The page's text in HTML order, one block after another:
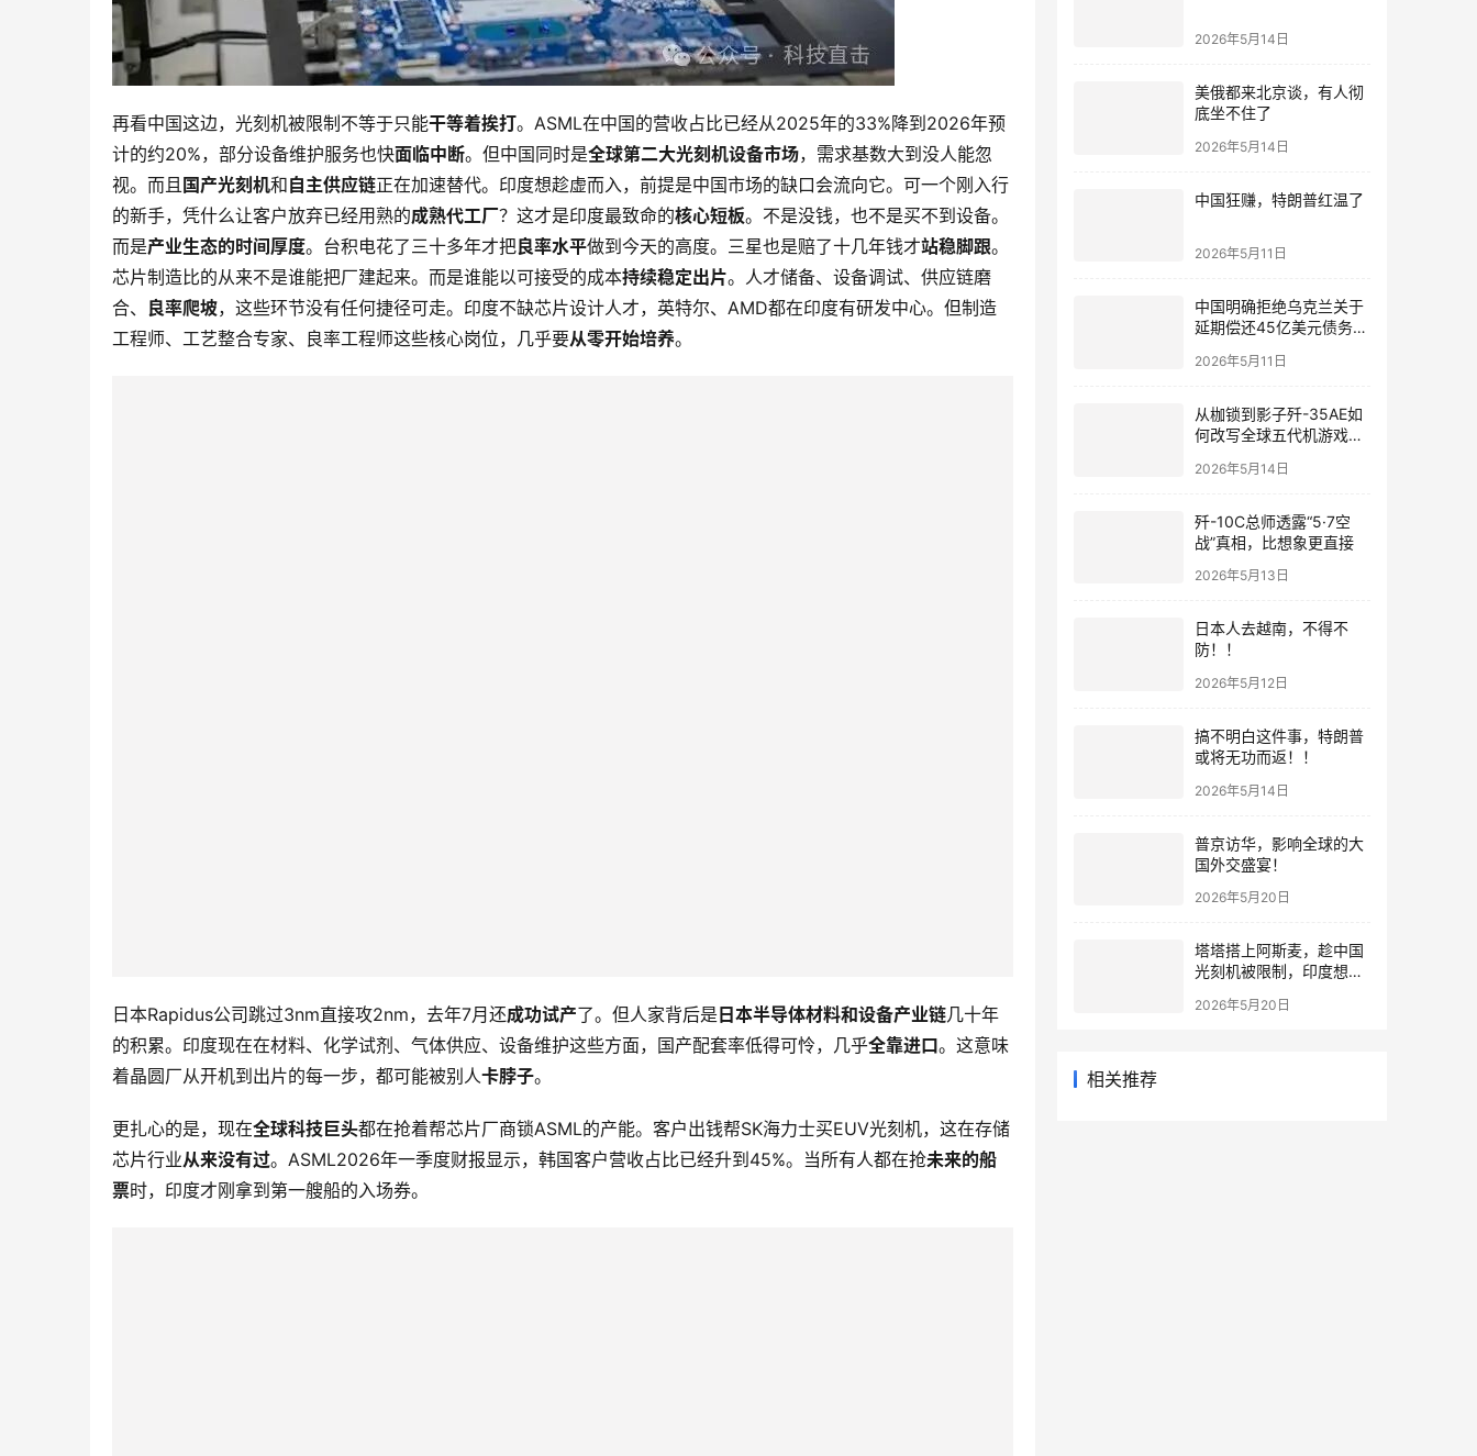
再看中国这边，光刻机被限制不等于只能干等着挨打。ASML在中国的营收占比已经从2025年的33%降到2026年预
计的约20%，部分设备维护服务也快面临中断。但中国同时是全球第二大光刻机设备市场，需求基数大到没人能忽
视。而且 国产光刻机和自主供应链正在加速替代。印度想趁虚而入，前提是中国市场的缺口会流向它。可一个刚入行
的新手，凭什么让客户放弃已经用熟的成熟代工厂？这才是印度最致命的核心短板。不是没钱，也不是买不到设备。
而是产业生态的时间厚度。台积电花了三十多年才把良率水平做到今天的高度。三星也是赔了十几年钱才站稳脚跟。
芯片制造比的从来不是谁能把厂建起来。而是谁能以可接受的成本持续稳定出片。人才储备、设备调试、供应链磨
合、 良率爬坡，这些环节没有任何捷径可走。印度不缺芯片设计人才，英特尔、AMD都在印度有研发中心。但制造
工程师、工艺整合专家、良率工程师这些核心岗位，几乎要从零开始培养。
日本Rapidus公司跳过3nm直接攻2nm，去年7月还成功试产了。但人家背后是日本半导体材料和设备产业链几十年
的积累。印度现在在材料、化学试剂、气体供应、设备维护这些方面，国产配套率低得可怜，几乎全靠进口。这意味
着晶圆厂从开机到出片的每一步，都可能被别人卡脖子。
更扎心的是，现在全球科技巨头都在抢着帮芯片厂商锁ASML的产能。客户出钱帮SK海力士买EUV光刻机，这在存储
芯片行业从来没有过。ASML2026年一季度财报显示，韩国客户营收占比已经升到45%。当所有人都在抢未来的船
票时，印度才刚拿到第一艘船的入场券。
2026年5月14日
美俄都来北京谈，有人彻
底坐不住了
2026年5月14日
中国狂赚，特朗普红温了
2026年5月11日
中国明确拒绝乌克兰关于
延期偿还45亿美元债务的
2026年5月11日
从枷锁到影子歼-35AE如
何改写全球五代机游戏规
2026年5月14日
歼-10C总师透露“5·7空
战”真相，比想象更直接
2026年5月13日
日本人去越南，不得不
防！！
2026年5月12日
搞不明白这件事，特朗普
或将无功而返！！
2026年5月14日
普京访华，影响全球的大
国外交盛宴！
2026年5月20日
塔塔搭上阿斯麦，趁中国
光刻机被限制，印度想抓
2026年5月20日
相关推荐